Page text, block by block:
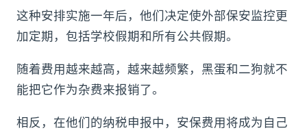
这种安排实施一年后，他们决定使外部保安监控更
加定期，包括学校假期和所有公共假期。
随着费用越来越高，越来越频繁，黑蛋和二狗就不
能把它作为杂费来报销了。
相反，在他们的纳税申报中，安保费用将成为自己